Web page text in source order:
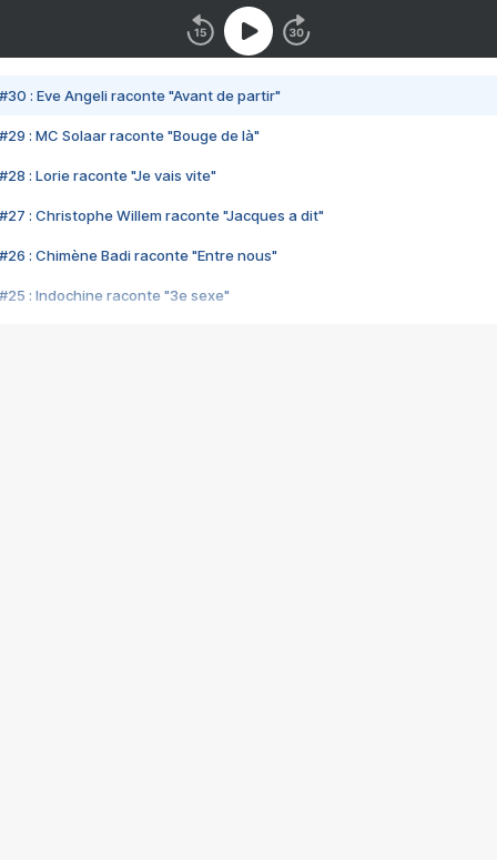
#30 : Eve Angeli raconte "Avant de partir"
#29 : MC Solaar raconte "Bouge de là"
#28 : Lorie raconte "Je vais vite"
#27 : Christophe Willem raconte "Jacques a dit"
#26 : Chimène Badi raconte "Entre nous"
#25 : Indochine raconte "3e sexe"